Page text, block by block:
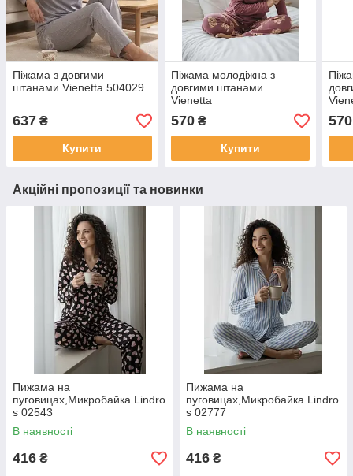
Піжама з довгими
штанами Vienetta 504029
637 ₴
Купити
Піжама молодіжна з
довгими штанами.
Vienetta
570₴
Купити
570
Акційні пропозиції та новинки
Пижама на
пуговицах,Микробайка.Lindro
s 02543
В наявності
416 ₴
Пижама на
пуговицах,Микробайка.Lindro
s 02777
В наявності
416 ₴